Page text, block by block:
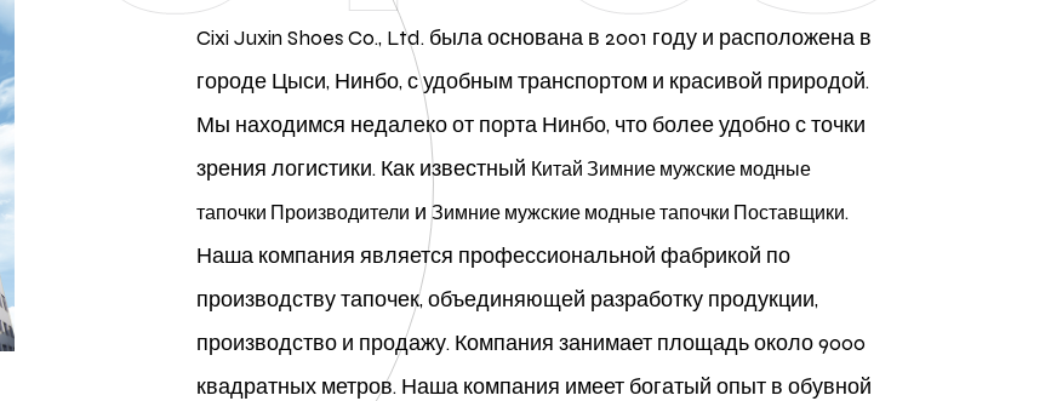
Cixi Juxin Shoes Co., Ltd. была основана в 2001 году и расположена в
городе Цыси, Нинбо, с удобным транспортом и красивой природой.
Мы находимся недалеко от порта Нинбо, что более удобно с точки
зрения логистики. Как известный Китай Зимние мужские модные
тапочки Производители иЗимние мужские модные тапочки Поставщики.
Наша компания является профессиональной фабрикой по
производству тапочек, объединяющей разработку продукции,
производство и продажу. Компания занимает площадь около 9000
квадратных метров. Наша компания имеет богатый опыт в обувной